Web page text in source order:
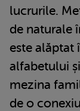
lucrurile.
de naturale
este alăptat
alfabetului
mezina
de o